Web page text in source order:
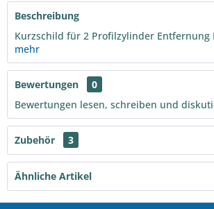
Beschreibung
Kurzschild für 2 Profilzylinder Entfernung
mehr
Bewertungen
0
Bewertungen lesen, schreiben und
Zubehör 3
Ähnliche Artikel